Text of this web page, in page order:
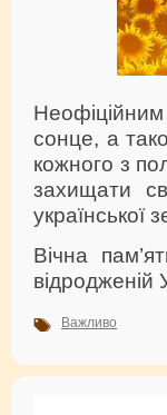
сонце, а
кожного з
захищати
української
Вічна
відродженій
Важливо